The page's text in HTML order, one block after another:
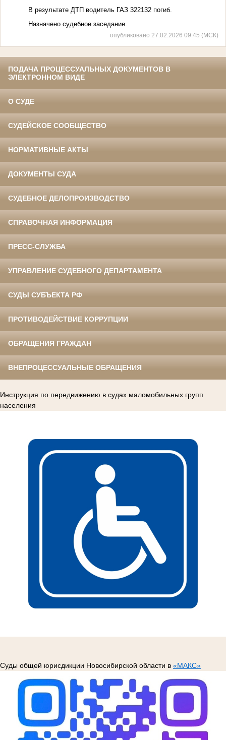
В результате ДТП водитель ГАЗ 322132 погиб.
Назначено судебное заседание.
опубликовано 27.02.2026 09:45 (МСК)
ПОДАЧА ПРОЦЕССУАЛЬНЫХ ДОКУМЕНТОВ В
ЭЛЕКТРОННОМ ВИДЕ
О СУДЕ
СУДЕЙСКОЕ СООБЩЕСТВО
НОРМАТИВНЫЕ АКТЫ
ДОКУМЕНТЫ СУДА
СУДЕБНОЕ ДЕЛОПРОИЗВОДСТВО
СПРАВОЧНАЯ ИНФОРМАЦИЯ
ПРЕСС-СЛУЖБА
УПРАВЛЕНИЕ СУДЕБНОГО ДЕПАРТАМЕНТА
СУДЫ СУБЪЕКТА РФ
ПРОТИВОДЕЙСТВИЕ КОРРУПЦИИ
ОБРАЩЕНИЯ ГРАЖДАН
ВНЕПРОЦЕССУАЛЬНЫЕ ОБРАЩЕНИЯ
Инструкция по передвижению в судах маломобильных групп
населения
Суды общей юрисдикции Новосибирской области в «МАКС»